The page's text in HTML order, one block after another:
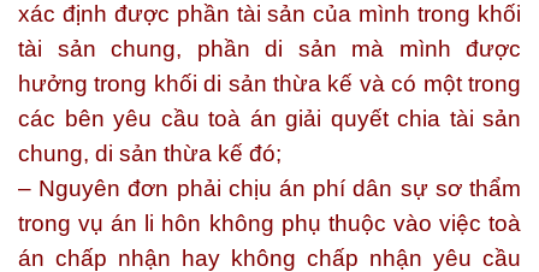
xác định được phần tài sản của mình trong khối
tài sản chung, phần di sản mà mình được
hưởng trong khối di sản thừa kế và có một trong
các bên yêu cầu toà án giải quyết chia tài sản
chung, di sản thừa kế đó;
– Nguyên đơn phải chịu án phí dân sự sơ thẩm
trong vụ án li hôn không phụ thuộc vào việc toà
án chấp nhận hay không chấp nhận yêu cầu